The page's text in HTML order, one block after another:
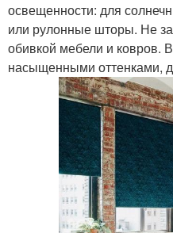
освещенности: для
или рулонные шторы. Не
обивкой мебели и ковров.
насыщенными оттенками,